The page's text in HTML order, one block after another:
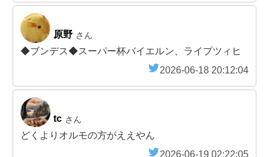
原野 さん
◆ブンデス◆スーパー杯バイエルン、ライプツィヒ
2026-06-18 20:12:04
tc さん
どくよりオルモの方がええやん
2026-06-19 02:22:05